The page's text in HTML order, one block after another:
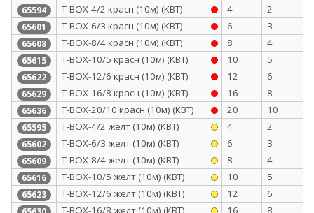
65594 Т-BOX-4/2 красн (10м) (КВТ) 4 2
65601 Т-BOX-6/3 красн (10м) (КВТ) 6 3
65608 Т-BOX-8/4 красн (10м) (КВТ) 8 4
65615 Т-BOX-10/5 красн (10м) (КВТ) 10 5
65622 Т-BOX-12/6 красн (10м) (КВТ) 12 6
65629 Т-BOX-16/8 красн (10м) (КВТ) 16 8
65636 Т-BOX-20/10 красн (10м) (КВТ) 20 10
65595 Т-BOX-4/2 желт (10м) (КВТ) 4 2
65602 Т-BOX-6/3 желт (10м) (КВТ) 6 3
65609 Т-BOX-8/4 желт (10м) (КВТ) 8 4
65616 Т-BOX-10/5 желт (10м) (КВТ) 10 5
65623 Т-BOX-12/6 желт (10м) (КВТ) 12 6
Т-BOX-16/8 желт (10м) (КВТ) 16 8